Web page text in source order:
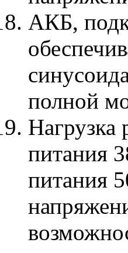
АКБ,
полной
Нагрузка
питания
питания